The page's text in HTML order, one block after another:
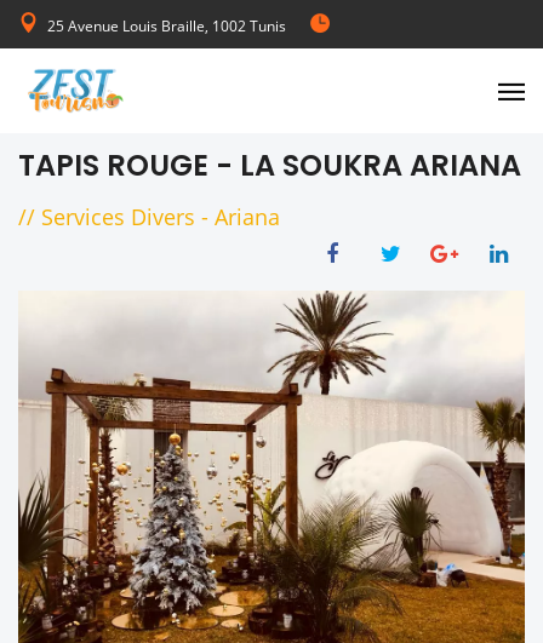
25 Avenue Louis Braille, 1002 Tunis
de Lundi au Vendredi 08:00-17:00
TAPIS ROUGE - LA SOUKRA ARIANA
// Services Divers - Ariana